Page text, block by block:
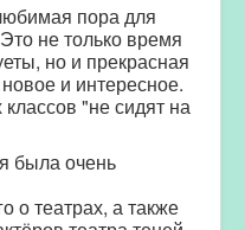
пора для
не только время
но и прекрасная
и интересное.
"не сидят на
была очень
о театрах, а также